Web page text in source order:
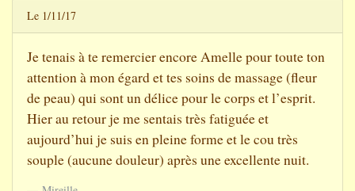
Le 1/11/17
Je tenais à te remercier encore Amelle pour toute ton
attention à mon égard et tes soins de massage (fleur
de peau) qui sont un délice pour le corps et l’esprit.
Hier au retour je me sentais très fatiguée et
aujourd’hui je suis en pleine forme et le cou très
souple (aucune douleur) après une excellente nuit.